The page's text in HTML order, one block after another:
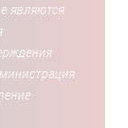
являются